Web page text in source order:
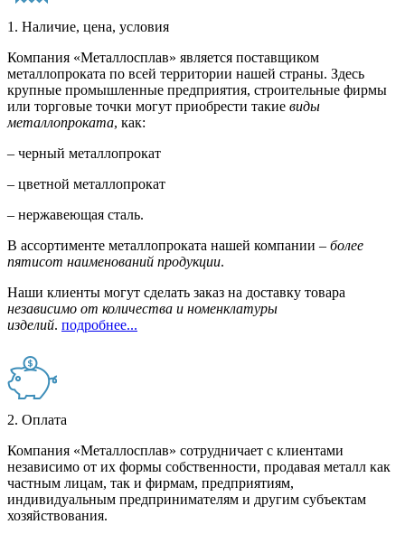
1. Наличие, цена, условия
Компания «Металлосплав» является поставщиком
металлопроката по всей территории нашей страны. Здесь
крупные промышленные предприятия, строительные фирмы
или торговые точки могут приобрести такие виды
металлопроката, как:
– черный металлопрокат
– цветной металлопрокат
– нержавеющая сталь.
В ассортименте металлопроката нашей компании – более
пятисот наименований продукции.
Наши клиенты могут сделать заказ на доставку товара
независимо от количества и номенклатуры
изделий. подробнее...
2. Оплата
Компания «Металлосплав» сотрудничает с клиентами
независимо от их формы собственности, продавая металл как
частным лицам, так и фирмам, предприятиям,
индивидуальным предпринимателям и другим субъектам
хозяйствования.